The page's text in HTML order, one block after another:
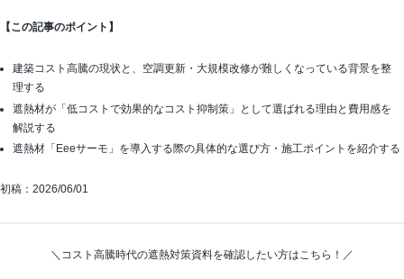
【この記事のポイント】
建築コスト高騰の現状と、空調更新・大規模改修が難しくなっている背景を整
理する
遮熱材が「低コストで効果的なコスト抑制策」として選ばれる理由と費用感を
解説する
遮熱材「Eeeサーモ」を導入する際の具体的な選び方・施工ポイントを紹介する
初稿：2026/06/01
＼コスト高騰時代の遮熱対策資料を確認したい方はこちら！／